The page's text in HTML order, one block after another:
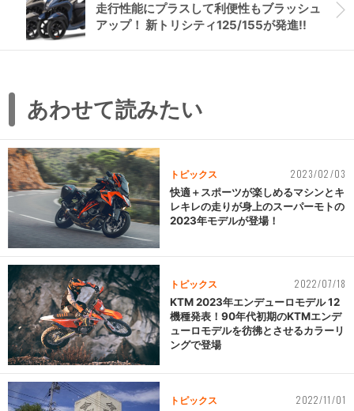
走行性能にプラスして利便性もブラッシュ
アップ！ 新トリシティ125/155が発進!!
あわせて読みたい
トピックス 2023/02/03
快適＋スポーツが楽しめるマシンとキ
レキレの走りが身上のスーパーモトの
2023年モデルが登場！
トピックス 2022/07/18
KTM 2023年エンデューロモデル 12
機種発表！90年代初期のKTMエンデ
ューロモデルを彷彿とさせるカラーリ
ングで登場
トピックス 2022/11/01